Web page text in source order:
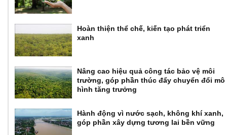
Hoàn thiện thể chế, kiến tạo phát triển
xanh
Nâng cao hiệu quả công tác bảo vệ môi
trường, góp phần thúc đẩy chuyển đổi mô
hình tăng trưởng
Hành động vì nước sạch, không khí xanh,
góp phần xây dựng tương lai bền vững